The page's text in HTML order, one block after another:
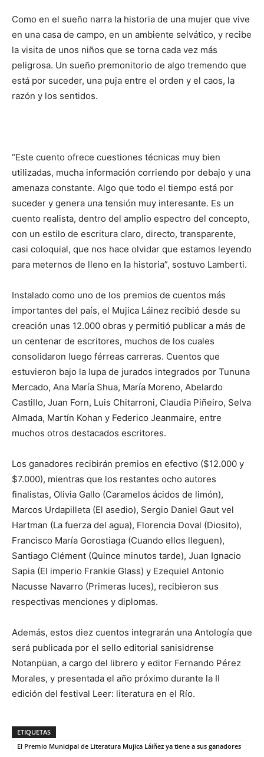
Como en el sueño narra la historia de una mujer que vive
en una casa de campo, en un ambiente selvático, y recibe
la visita de unos niños que se torna cada vez más
peligrosa. Un sueño premonitorio de algo tremendo que
está por suceder, una puja entre el orden y el caos, la
razón y los sentidos.
“Este cuento ofrece cuestiones técnicas muy bien
utilizadas, mucha información corriendo por debajo y una
amenaza constante. Algo que todo el tiempo está por
suceder y genera una tensión muy interesante. Es un
cuento realista, dentro del amplio espectro del concepto,
con un estilo de escritura claro, directo, transparente,
casi coloquial, que nos hace olvidar que estamos leyendo
para meternos de lleno en la historia”, sostuvo Lamberti.
Instalado como uno de los premios de cuentos más
importantes del país, el Mujica Láinez recibió desde su
creación unas 12.000 obras y permitió publicar a más de
un centenar de escritores, muchos de los cuales
consolidaron luego férreas carreras. Cuentos que
estuvieron bajo la lupa de jurados integrados por Tununa
Mercado, Ana María Shua, María Moreno, Abelardo
Castillo, Juan Forn, Luis Chitarroni, Claudia Piñeiro, Selva
Almada, Martín Kohan y Federico Jeanmaire, entre
muchos otros destacados escritores.
Los ganadores recibirán premios en efectivo ($12.000 y
$7.000), mientras que los restantes ocho autores
finalistas, Olivia Gallo (Caramelos ácidos de limón),
Marcos Urdapilleta (El asedio), Sergio Daniel Gaut vel
Hartman (La fuerza del agua), Florencia Doval (Diosito),
Francisco María Gorostiaga (Cuando ellos lleguen),
Santiago Clément (Quince minutos tarde), Juan Ignacio
Sapia (El imperio Frankie Glass) y Ezequiel Antonio
Nacusse Navarro (Primeras luces), recibieron sus
respectivas menciones y diplomas.
Además, estos diez cuentos integrarán una Antología que
será publicada por el sello editorial sanisidrense
Notanpüan, a cargo del librero y editor Fernando Pérez
Morales, y presentada el año próximo durante la II
edición del festival Leer: literatura en el Río.
ETIQUETAS
El Premio Municipal de Literatura Mujica Láiñez ya tiene a sus ganadores